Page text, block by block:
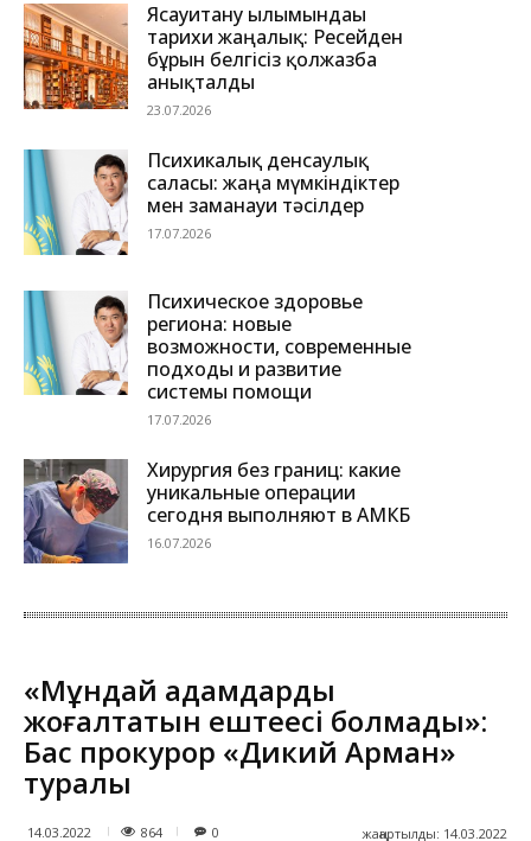
Ясауитану ғылымындағы
тарихи жаңалық: Ресейден
бұрын белгісіз қолжазба
анықталды
23.07.2026
Психикалық денсаулық
саласы: жаңа мүмкіндіктер
мен заманауи тәсілдер
17.07.2026
Психическое здоровье
региона: новые
возможности, современные
подходы и развитие
системы помощи
17.07.2026
Хирургия без границ: какие
уникальные операции
сегодня выполняют в АМКБ
16.07.2026